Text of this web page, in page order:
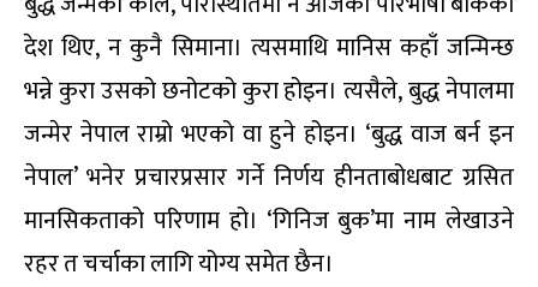
देश थिए, न कुनै सिमाना। त्यसमाथि मानिस कहाँ जन्मिन्छ
भन्ने कुरा उसको छनोटको कुरा होइन। त्यसैले, बुद्ध नेपालमा
जन्मेर नेपाल राम्रो भएको वा हुने होइन। ‘बुद्ध वाज बर्न इन
नेपाल’ भनेर प्रचारप्रसार गर्ने निर्णय हीनताबोधबाट ग्रसित
मानसिकताको परिणाम हो। ‘गिनिज बुक’मा नाम लेखाउने
रहर त चर्चाका लागि योग्य समेत छैन।